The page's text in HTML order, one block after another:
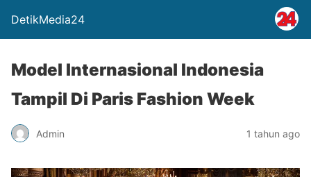
DetikMedia24
Model Internasional Indonesia
Tampil Di Paris Fashion Week
Admin 1 tahun ago